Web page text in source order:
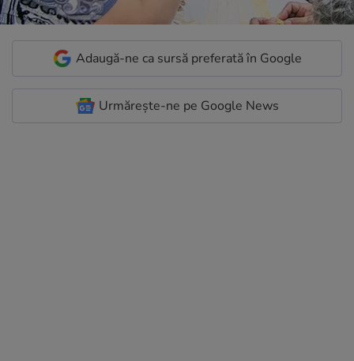
Adaugă-ne ca sursă preferată în Google
Urmărește-ne pe Google News